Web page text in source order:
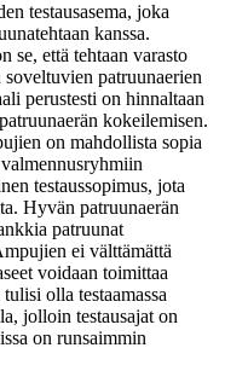
testausasema, joka
kanssa.
se, että tehtaan varasto
patruunaerien
perustesti on hinnaltaan
kokeilemisen.
on mahdollista sopia
testaussopimus, jota
Hyvän patruunaerän
patruunat
ei välttämättä
voidaan toimittaa
olla testaamassa
jolloin testausajat on
on runsaimmin